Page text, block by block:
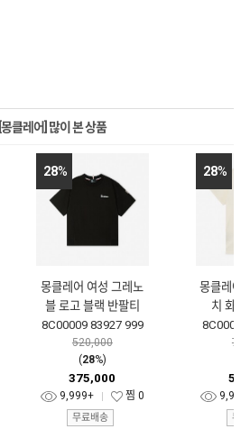
[몽클레어] 많이 본 상품
28%
몽클레어 여성 그레노
블 로고 블랙 반팔티
8C00009 83927 999
520,000
(28%)
375,000
9,999+ 찜 0
무료배송
28%
몽클레어
치 화이
무